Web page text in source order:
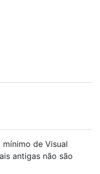
de Visual
antigas não são